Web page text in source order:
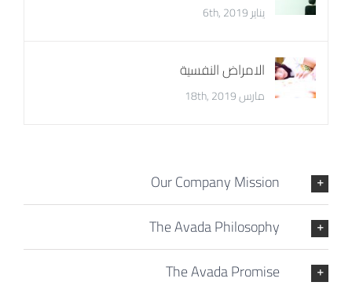
يناير 6th, 2019
الامراض النفسية
مارس 18th, 2019
Our Company Mission
The Avada Philosophy
The Avada Promise